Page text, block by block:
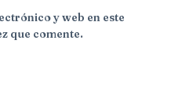
y web en este
que comente.